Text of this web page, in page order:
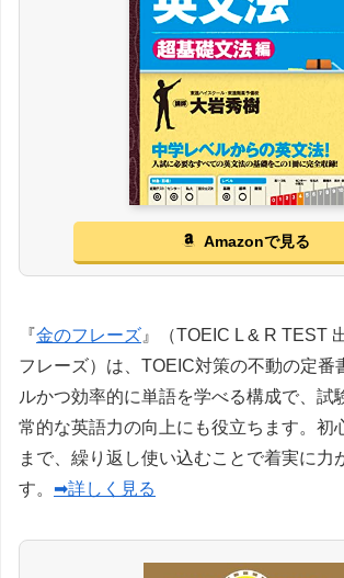
Amazonで見る
『金のフレーズ 』（TOEIC L & R TEST
フレーズ）は、TOEIC対策の不動の定番
ルかつ効率的に単語を学べる構成で、試
常的な英語力の向上にも役立ちます。初
まで、繰り返し使い込むことで着実に力
す。 ➡詳しく見る